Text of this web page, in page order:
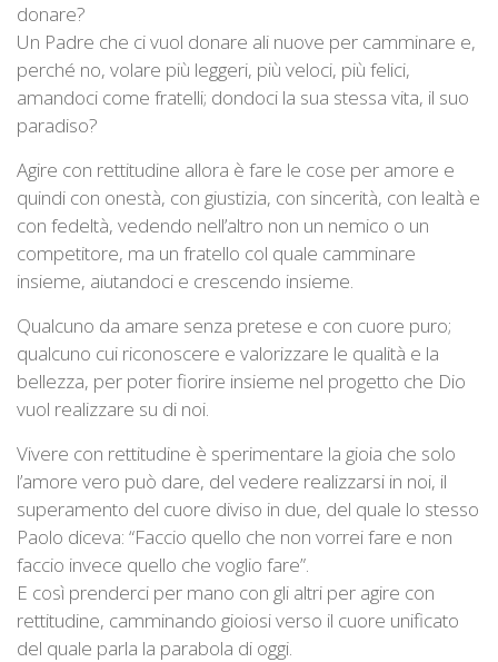
donare?
Un Padre che ci vuol donare ali nuove per camminare e,
perché no, volare più leggeri, più veloci, più felici,
amandoci come fratelli; dondoci la sua stessa vita, il suo
paradiso?
Agire con rettitudine allora è fare le cose per amore e
quindi con onestà, con giustizia, con sincerità, con lealtà e
con fedeltà, vedendo nell’altro non un nemico o un
competitore, ma un fratello col quale camminare
insieme, aiutandoci e crescendo insieme.
Qualcuno da amare senza pretese e con cuore puro;
qualcuno cui riconoscere e valorizzare le qualità e la
bellezza, per poter fiorire insieme nel progetto che Dio
vuol realizzare su di noi.
Vivere con rettitudine è sperimentare la gioia che solo
l’amore vero può dare, del vedere realizzarsi in noi, il
superamento del cuore diviso in due, del quale lo stesso
Paolo diceva: “Faccio quello che non vorrei fare e non
faccio invece quello che voglio fare”.
E così prenderci per mano con gli altri per agire con
rettitudine, camminando gioiosi verso il cuore unificato
del quale parla la parabola di oggi.